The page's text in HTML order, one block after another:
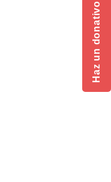
Haz un donativo